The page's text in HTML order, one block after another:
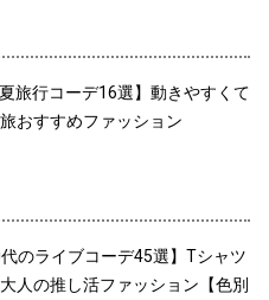
夏旅行コーデ16選】動きやすくて
おすすめファッション
代のライブコーデ45選】Tシャツ
人の推し活ファッション【色別